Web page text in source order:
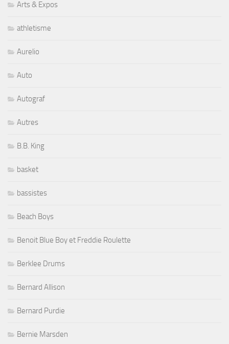
Arts & Expos
athletisme
Aurelio
Auto
Autograf
Autres
B.B. King
basket
bassistes
Beach Boys
Benoit Blue Boy et Freddie Roulette
Berklee Drums
Bernard Allison
Bernard Purdie
Bernie Marsden